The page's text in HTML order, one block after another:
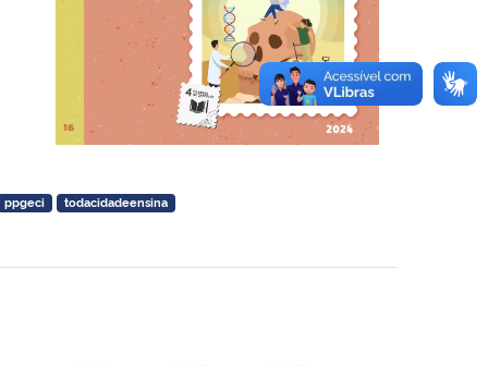
ppgeci todacidadeensina